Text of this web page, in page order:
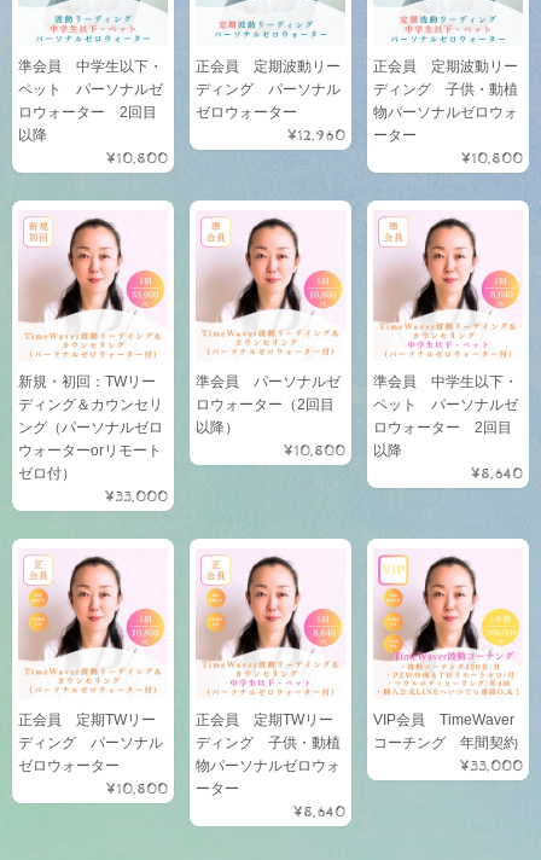
準会員 中学生以下・
ペット パーソナルゼ
ロウォーター 2回目
以降
¥10,800
正会員 定期波動リー
ディング パーソナル
ゼロウォーター
¥12,960
正会員 定期波動リー
ディング 子供・動植
物パーソナルゼロウォ
ーター
¥10,800
新規・初回：TWリー
ディング＆カウンセリ
ング（パーソナルゼロ
ウォーターorリモート
ゼロ付）
¥33,000
準会員 パーソナルゼ
ロウォーター（2回目
以降）
¥10,800
準会員 中学生以下・
ペット パーソナルゼ
ロウォーター 2回目
以降
¥8,640
正会員 定期TWリー
ディング パーソナル
ゼロウォーター
¥10,800
正会員 定期TWリー
ディング 子供・動植
物パーソナルゼロウォ
ーター
¥8,640
VIP会員 TimeWaver
コーチング 年間契約
¥33,000